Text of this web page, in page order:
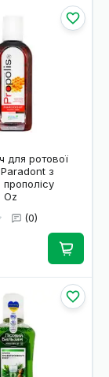
для ротової
з
Oz
(0)